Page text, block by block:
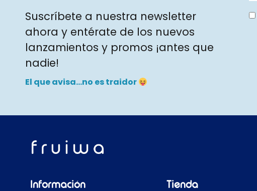
Suscríbete a nuestra newsletter
ahora y entérate de los nuevos
lanzamientos y promos ¡antes que
nadie!
El que avisa…no es traidor
Información Tienda